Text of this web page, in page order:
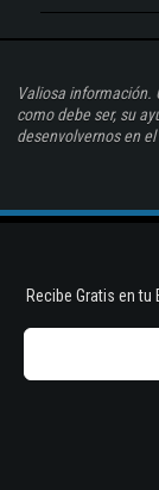
Valiosa información.
como debe ser, su
desenvolvernos en
Recibe Gratis en